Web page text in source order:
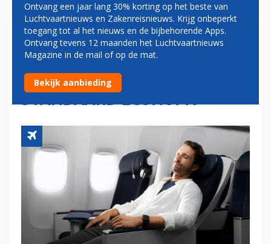
AIR FRANCE GEEFT PREMIUM
ECONOMY NIEUWE NAAM:
‘ANDER PRODUCT DAN
STANDAARD ECONOMY’
Ontvang een jaar lang 30% korting op het beste van
Luchtvaartnieuws en Zakenreisnieuws. Krijg onbeperkt
toegang tot al het nieuws en de bijbehorende Apps.
Ontvang tevens 12 maanden het Luchtvaartnieuws
Magazine in de mail of op de mat.
Bekijk aanbieding